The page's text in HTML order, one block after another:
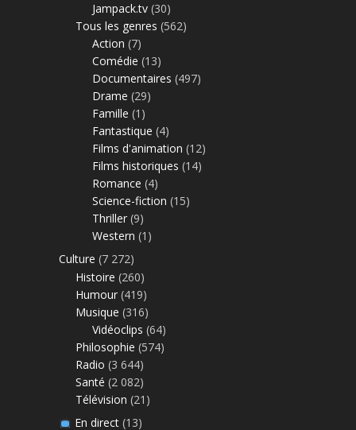
Jampack.tv (30)
Tous les genres (562)
Action (7)
Comédie (13)
Documentaires (497)
Drame (29)
Famille (1)
Fantastique (4)
Films d'animation (12)
Films historiques (14)
Romance (4)
Science-fiction (15)
Thriller (9)
Western (1)
Culture (7 272)
Histoire (260)
Humour (419)
Musique (316)
Vidéoclips (64)
Philosophie (574)
Radio (3 644)
Santé (2 082)
Télévision (21)
En direct(13)